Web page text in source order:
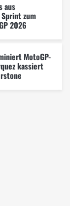
aus
zum
2026
MotoGP-
kassiert